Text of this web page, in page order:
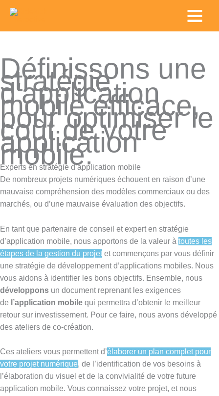
content
Main
Menu
Définissons une
stratégie
d'application
mobile efficace,
pour optimiser le
coût de votre
application
mobile.
Experts en stratégie d’application mobile
De nombreux projets numériques échouent en raison d’une
mauvaise compréhension des modèles commerciaux ou des
marchés, ou d’une mauvaise évaluation des objectifs.
En tant que partenaire de conseil et expert en stratégie
d’application mobile, nous apportons de la valeur à toutes les
étapes de la gestion du projet et commençons par vous définir
une stratégie de développement d’applications mobiles. Nous
vous aidons à identifier les bons objectifs. Ensemble, nous
développons un document reprenant les exigences
de l’application mobile qui permettra d’obtenir le meilleur
retour sur investissement. Pour ce faire, nous avons développé
des ateliers de co-création.
Ces ateliers vous permettent d’élaborer un plan complet pour
votre projet numérique, de l’identification de vos besoins à
l’élaboration du visuel et de la convivialité de votre future
application mobile. Vous connaissez votre projet, et nous